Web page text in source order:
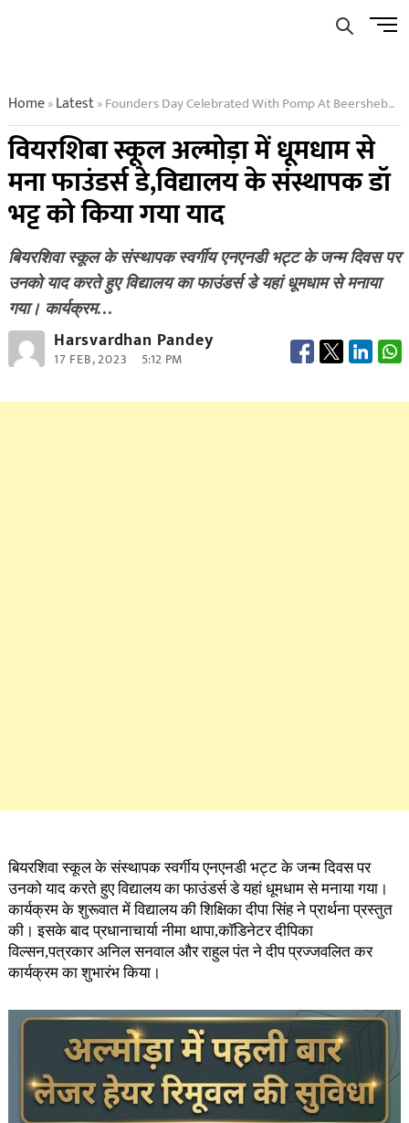
Menu
Home»Latest»Founders Day Celebrated With Pomp At Beersheba School Almora
वियरशिबा स्कूल अल्मोड़ा में धूमधाम से
मना फाउंडर्स डे,विद्यालय के संस्थापक डॉ
भट्ट को किया गया याद
बियरशिवा स्कूल के संस्थापक स्वर्गीय एनएनडी भट्ट के जन्म दिवस पर
उनको याद करते ​हुए विद्यालय का फाउंडर्स डे यहां धूमधाम से मनाया
गया। कार्यक्रम…
Harsvardhan Pandey
17 FEB, 2023 5:12 PM
बियरशिवा स्कूल के संस्थापक स्वर्गीय एनएनडी भट्ट के जन्म दिवस पर
उनको याद करते ​हुए विद्यालय का फाउंडर्स डे यहां धूमधाम से मनाया गया।
कार्यक्रम के शुरूवात में विद्यालय की शिक्षिका दीपा सिंह ने प्रार्थना प्रस्तुत
की। इसके बाद प्रधानाचार्या नीमा थापा,काॅडिनेटर दीपिका
विल्सन,पत्रकार अनिल सनवाल और राहुल पंत ने दीप प्रज्जवलित कर
कार्यक्रम का शुभारंभ किया।